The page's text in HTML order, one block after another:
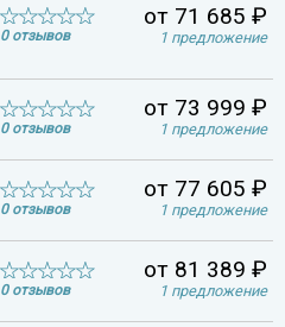
0 отзывов
от 71 685 ₽
1 предложение
0 отзывов
от 73 999 ₽
1 предложение
0 отзывов
от 77 605 ₽
1 предложение
0 отзывов
от 81 389 ₽
1 предложение